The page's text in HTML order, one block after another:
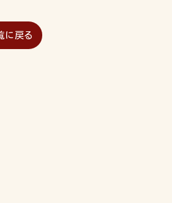
に戻る